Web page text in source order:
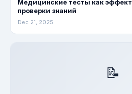
Медицинские тесты как
проверки знаний
Dec 21, 2025
📝